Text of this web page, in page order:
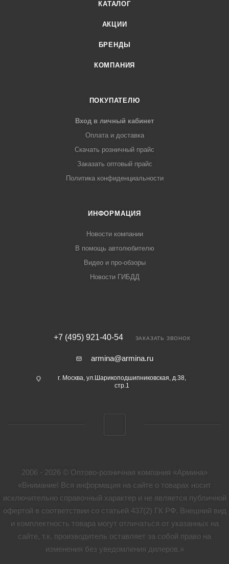
КАТАЛОГ
АКЦИИ
БРЕНДЫ
КОМПАНИЯ
ПОКУПАТЕЛЮ
Вход в личный кабинет
Оплата и доставка
Скачать розничный прайс
Заказать оптовый прайс
Политика конфиденциальности
ИНФОРМАЦИЯ
Новости компании
В помощь автолюбителю
Видео и про-обзоры
Новости ГИБДД
+7 (495) 921-40-54 ЗАКАЗАТЬ ЗВОНОК
armina@armina.ru
г. Москва, ул.Шарикоподшипниковская, д.38,
стр.1
2006 - 2026 © Оптово-розничная компания «Армина»
«Внимание! Вся информация на сайте о товарах носит
исключительно справочный характер и не является публичной
офертой в соответствии со статьей 437(2) ГК РФ. Внешний вид
и комплектность товара могут отличаться от указанных на
сайте, т.к. производитель оставляет за собой право на
изменения без уведомления дилеров.»